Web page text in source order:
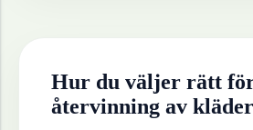
Hur du väljer rätt
återvinning av kläder